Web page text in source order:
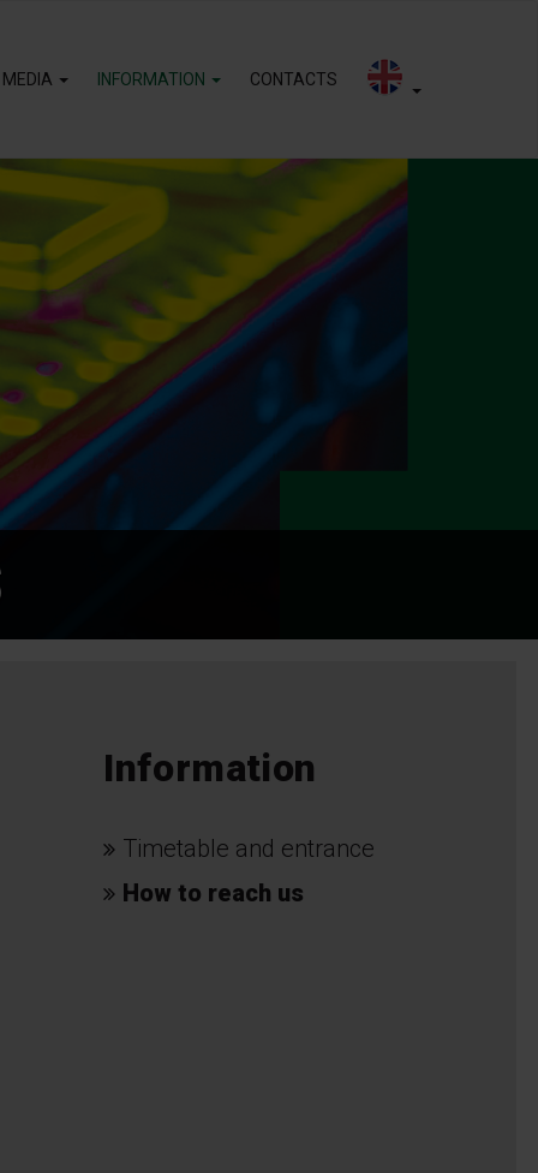
INFORMATION CONTACTS
Information
Timetable and entrance
How to reach us